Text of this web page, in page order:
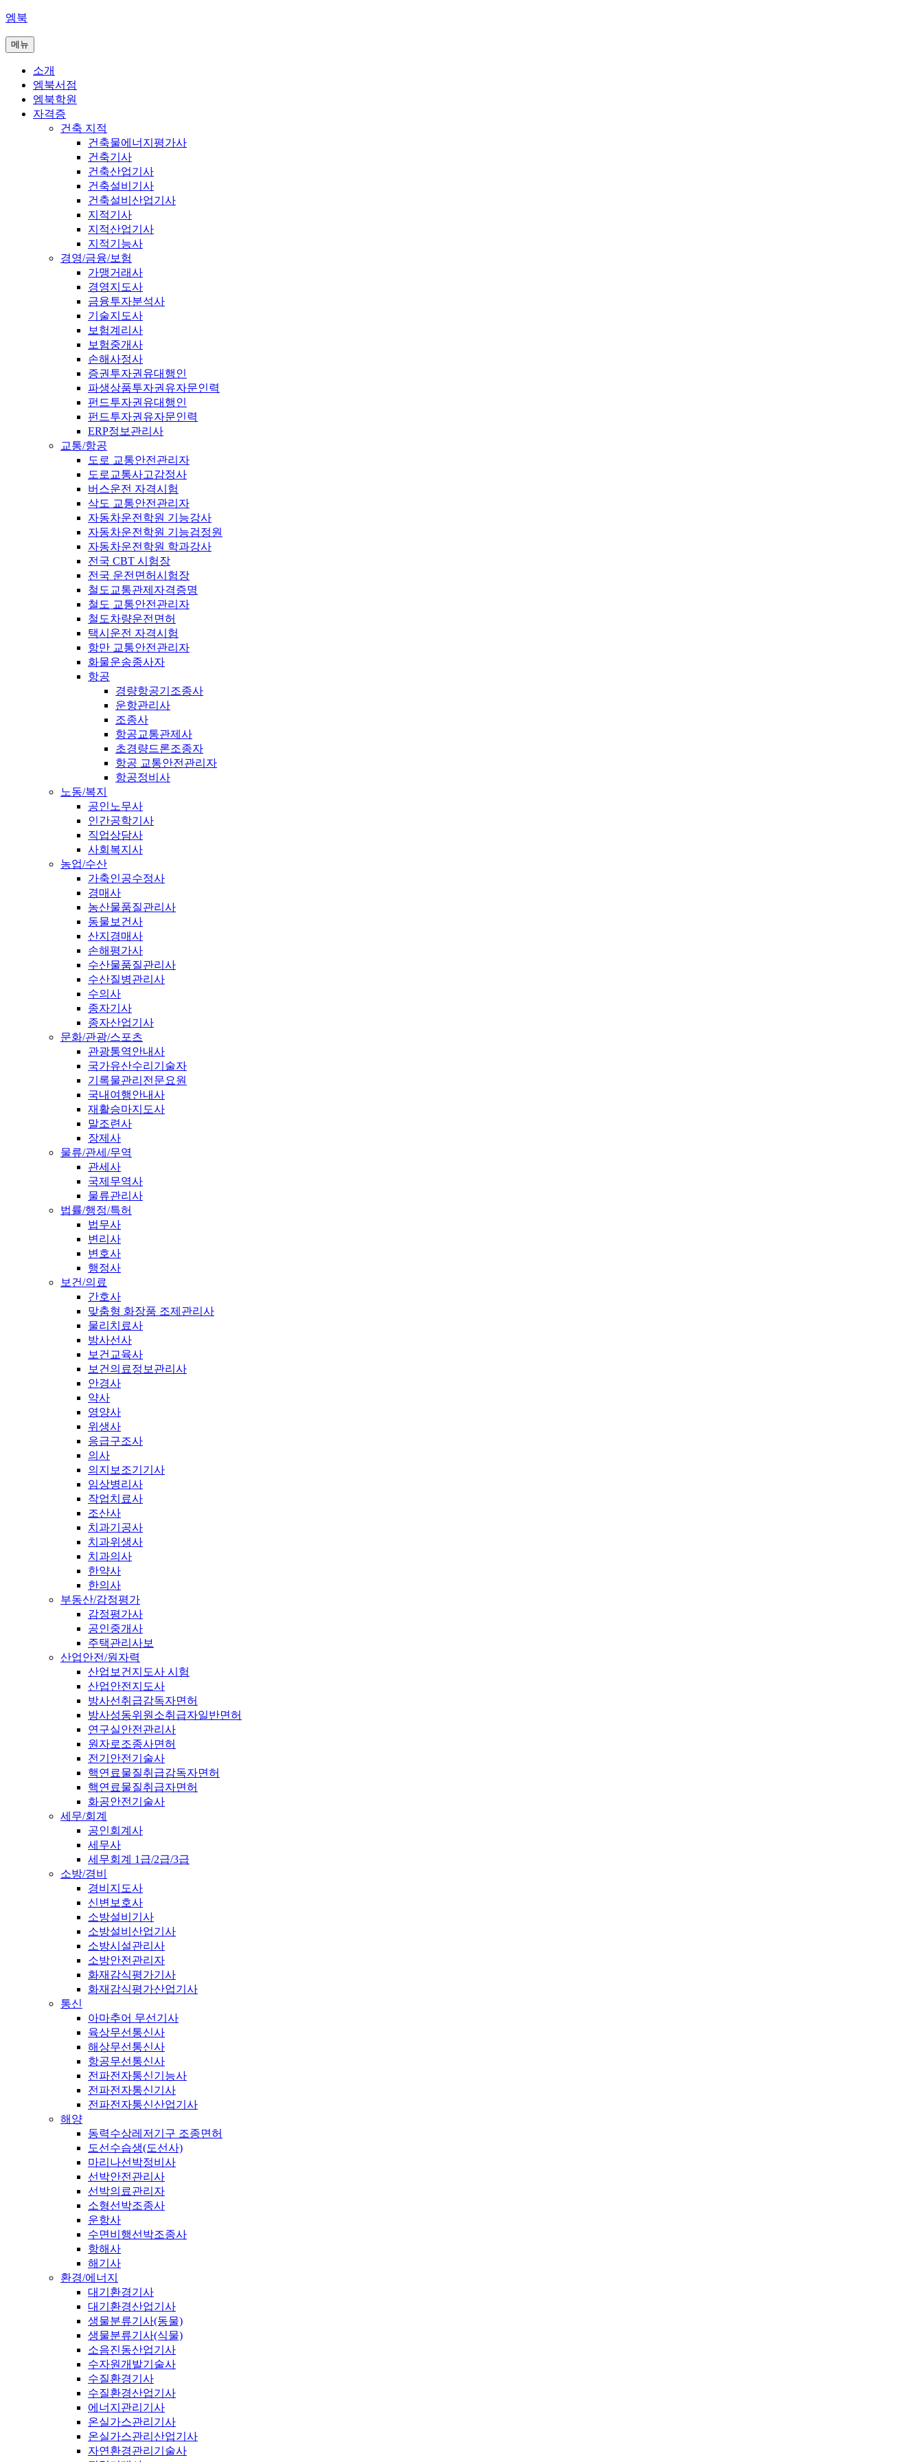
콘
츠
엠북
메뉴
소개
엠북서점
엠북학원
자격증
건축 지적
건축물에너지평가사
건축기사
건축산업기사
건축설비기사
건축설비산업기사
지적기사
지적산업기사
지적기능사
경영/금융/보험
가맹거래사
경영지도사
금융투자분석사
기술지도사
보험계리사
보험중개사
손해사정사
증권투자권유대행인
파생상품투자권유자문인력
펀드투자권유대행인
펀드투자권유자문인력
ERP정보관리사
교통/항공
도로 교통안전관리자
도로교통사고감정사
버스운전 자격시험
삭도 교통안전관리자
자동차운전학원 기능강사
자동차운전학원 기능검정원
자동차운전학원 학과강사
전국 CBT 시험장
전국 운전면허시험장
철도교통관제자격증명
철도 교통안전관리자
철도차량운전면허
택시운전 자격시험
항만 교통안전관리자
화물운송종사자
항공
경량항공기조종사
운항관리사
조종사
항공교통관제사
초경량드론조종자
항공 교통안전관리자
항공정비사
노동/복지
공인노무사
인간공학기사
직업상담사
사회복지사
농업/수산
가축인공수정사
경매사
농산물품질관리사
동물보건사
산지경매사
손해평가사
수산물품질관리사
수산질병관리사
수의사
종자기사
종자산업기사
문화/관광/스포츠
관광통역안내사
국가유산수리기술자
기록물관리전문요원
국내여행안내사
재활승마지도사
말조련사
장제사
물류/관세/무역
관세사
국제무역사
물류관리사
법률/행정/특허
법무사
변리사
변호사
행정사
보건/의료
간호사
맞춤형 화장품 조제관리사
물리치료사
방사선사
보건교육사
보건의료정보관리사
안경사
약사
영양사
위생사
응급구조사
의사
의지보조기기사
임상병리사
작업치료사
조산사
치과기공사
치과위생사
치과의사
한약사
한의사
부동산/감정평가
감정평가사
공인중개사
주택관리사보
산업안전/원자력
산업보건지도사 시험
산업안전지도사
방사선취급감독자면허
방사성동위원소취급자일반면허
연구실안전관리사
원자로조종사면허
전기안전기술사
핵연료물질취급감독자면허
핵연료물질취급자면허
화공안전기술사
세무/회계
공인회계사
세무사
세무회계 1급/2급/3급
소방/경비
경비지도사
신변보호사
소방설비기사
소방설비산업기사
소방시설관리사
소방안전관리자
화재감식평가기사
화재감식평가산업기사
통신
아마추어 무선기사
육상무선통신사
해상무선통신사
항공무선통신사
전파전자통신기능사
전파전자통신기사
전파전자통신산업기사
해양
동력수상레저기구 조종면허
도선수습생(도선사)
마리나선박정비사
선박안전관리사
선박의료관리자
소형선박조종사
운항사
수면비행선박조종사
항해사
해기사
환경/에너지
대기환경기사
대기환경산업기사
생물분류기사(동물)
생물분류기사(식물)
소음진동산업기사
수자원개발기술사
수질환경기사
수질환경산업기사
에너지관리기사
온실가스관리기사
온실가스관리산업기사
자연환경관리기술사